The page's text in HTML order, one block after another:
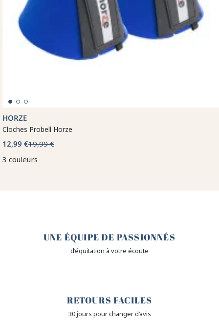
HORZE
Cloches Probell Horze
12,99 €19,99 €
3 couleurs
UNE ÉQUIPE DE PASSIONNÉS
d’équitation à votre écoute
RETOURS FACILES
30 jours pour changer d’avis